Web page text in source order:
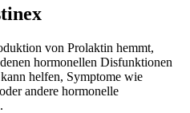
von Prolaktin hemmt,
hormonellen Disfunktionen
helfen, Symptome wie
andere hormonelle